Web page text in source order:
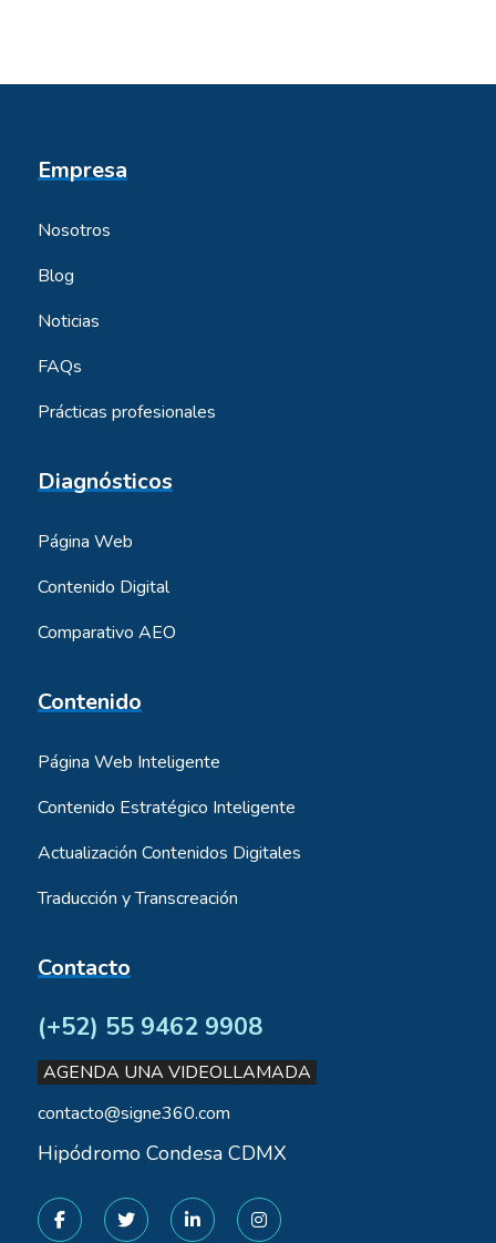
Empresa
Nosotros
Blog
Noticias
FAQs
Prácticas profesionales
Diagnósticos
Página Web
Contenido Digital
Comparativo AEO
Contenido
Página Web Inteligente
Contenido Estratégico Inteligente
Actualización Contenidos Digitales
Traducción y Transcreación
Contacto
(+52) 55 9462 9908
AGENDA UNA VIDEOLLAMADA
contacto@signe360.com
Hipódromo Condesa CDMX